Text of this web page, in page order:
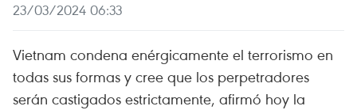
23/03/2024 06:33
Vietnam condena enérgicamente el terrorismo en
todas sus formas y cree que los perpetradores
serán castigados estrictamente, afirmó hoy la